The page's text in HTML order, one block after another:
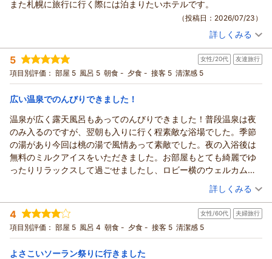
をお選びいただき誠にありがとうございます。
また、当館施設や客室、ご朝食に関しまして、身に余るお言葉
客室の設えに関しまして設備面となります為、時間を要してし
まう点ではございますが、より快適にお寛ぎいただける空間を
目指し、従業員一同精進を重ねて参ります。
最後になりましたが、この度は当館をご利用いただきまして心
より感謝申し上げます。
し上げております。
ONSEN RYOKAN 由縁 札幌 宿泊マネージャー
（返信日：2026/07/26）
また札幌に旅行に行く際には泊まりたいホテルです。
（投稿日：2026/07/23）
投稿者： めぐちゃんさん(女性/30代)
宿泊プラン： じゃらん限定【連泊割】＜2連泊以上の滞在でお得＞◎由縁札
幌で寛ぎのお時間を・・・素泊まり
ツイン 食事なし
宿泊価格帯： 19,001～20,000円(大人一人あたり/税込)
めぐちゃん様
この度は、ONSEN RYOKAN 由縁 札幌にご宿泊いただき誠にあ
りがとうございます。
「念願叶ってのご宿泊」との事で、以前より当館をお調べいた
だき、また温かいお言葉をお寄せくださいまして、重ねて御礼
めぐちゃん様のご満足いただけました様子をお伺いすることが
でき、従業員一同安堵の気持ちでいっぱいでございます。
頂戴致しましたお言葉を励みに、サービスの向上により一層努
めて参りたいと思います。
改めまして、この度は貴重なお時間を頂戴し口コミをご投稿い
詳しくみる
5 女性/20代 友達旅行
項目別評価： 部屋 5 風呂 5 朝食 - 夕食 - 接客 5 清潔感 5
広い温泉でのんびりできました！
温泉が広く露天風呂もあってのんびりできました！普段温泉は夜
のみ入るのですが、翌朝も入りに行く程素敵な浴場でした。季節
の湯があり今回は桃の湯で風情あって素敵でした。夜の入浴後は
無料のミルクアイスをいただきました。お部屋もとても綺麗でゆ
ったりリラックスして過ごせましたし、ロビー横のウェルカムド
（投稿日：2026/07/20）
宿泊時期： 2026年07月宿泊 (友達旅行)
投稿者： ねこねこさん
宿泊プラン： 【じゃらんスペシャルウィーク】じゃらん限定◆事前カード決
済だからお得！ ◆素泊まり
ツイン 食事なし
宿泊価格帯： 30,001円以上(大人一人あたり/税込)
詳しくみる
4 女性/60代 夫婦旅行
項目別評価： 部屋 5 風呂 4 朝食 - 夕食 - 接客 5 清潔感 5
よさこいソーラン祭りに行きました